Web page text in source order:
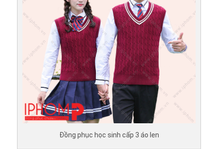
Đồng phục học sinh cấp 3 áo len